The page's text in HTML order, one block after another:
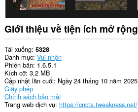
web
pages
to
communicate
with
this
extension.
Giới thiệu về tiện ích mở rộng
Tải xuống 5328
Danh mục Vui nhộn
Phiên bản 1.6.5.1
Kích cỡ 3,2 MB
Cập nhật lần cuối Ngày 24 tháng 10 năm 2025
Giấy phép
Chính sách bảo mật
Trang web dịch vụ https://cncta.tweakness.net/